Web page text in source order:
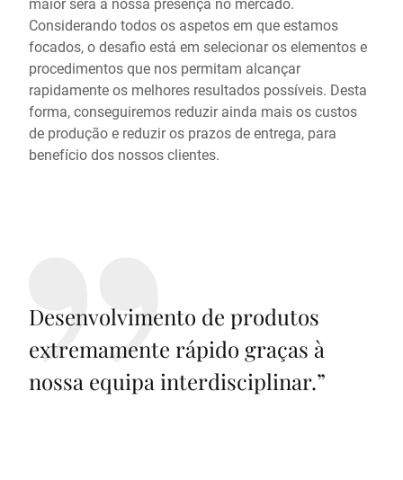
Considerando todos os aspetos em que estamos
focados, o desafio está em selecionar os elementos e
procedimentos que nos permitam alcançar
rapidamente os melhores resultados possíveis. Desta
forma, conseguiremos reduzir ainda mais os custos
de produção e reduzir os prazos de entrega, para
benefício dos nossos clientes.
Desenvolvimento de produtos
extremamente rápido graças à
nossa equipa interdisciplinar.”